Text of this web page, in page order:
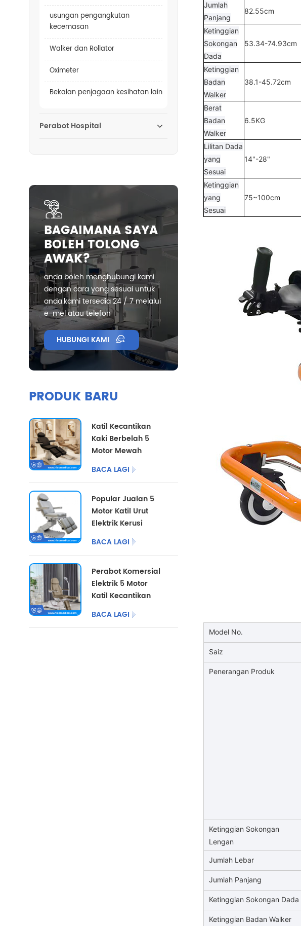
Jumlah
Panjang
82.55cm
Ketinggian
Sokongan
Dada
53.34-74.93cm
Ketinggian
Badan
Walker
38.1-45.72cm
Berat
Badan
Walker
6.5KG
Lilitan Dada
yang
Sesuai
14"-28"
Ketinggian
yang
Sesuai
75~100cm
Model No.
Saiz
Penerangan Produk
Ketinggian Sokongan
Lengan
Jumlah Lebar
Jumlah Panjang
Ketinggian Sokongan Dada
Ketinggian Badan Walker
usungan pengangkutan
kecemasan
Walker dan Rollator
Oximeter
Bekalan penjagaan kesihatan lain
Perabot Hospital
BAGAIMANA SAYA
BOLEH TOLONG
AWAK?
anda boleh menghubungi kami
dengan cara yang sesuai untuk
anda.kami tersedia 24 / 7 melalui
e-mel atau telefon
HUBUNGI KAMI
PRODUK BARU
Katil Kecantikan
Kaki Berbelah 5
Motor Mewah
dengan Pilihan
Warna Tersuai
BACA LAGI
Popular Jualan 5
Motor Katil Urut
Elektrik Kerusi
Pedikur Kosmetik
Perabot Salon Katil
untuk Pusat
Podiatri
BACA LAGI
Perabot Komersial
Elektrik 5 Motor
Katil Kecantikan
dengan Kaki
Berbelah
BACA LAGI